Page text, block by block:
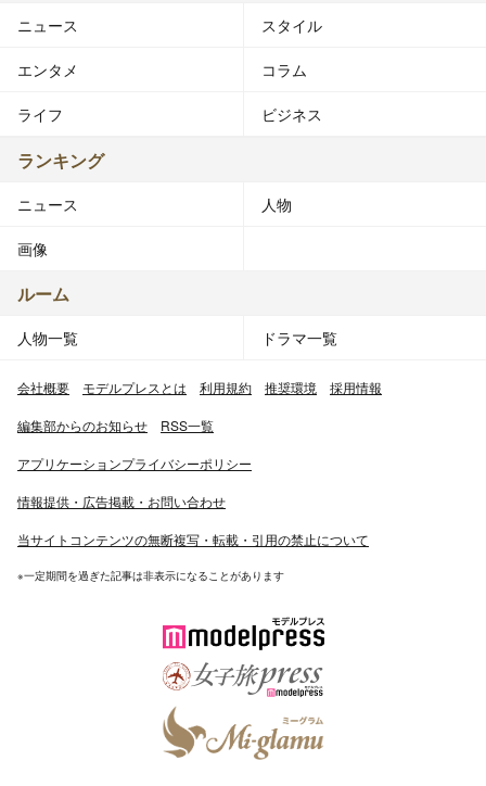
ニュース スタイル
エンタメ コラム
ライフ ビジネス
ランキング
ニュース 人物
画像
ルーム
人物一覧 ドラマ一覧
会社概要 モデルプレスとは 利用規約 推奨環境 採用情報
編集部からのお知らせ RSS一覧
アプリケーションプライバシーポリシー
情報提供・広告掲載・お問い合わせ
当サイトコンテンツの無断複写・転載・引用の禁止について
※一定期間を過ぎた記事は非表示になることがあります